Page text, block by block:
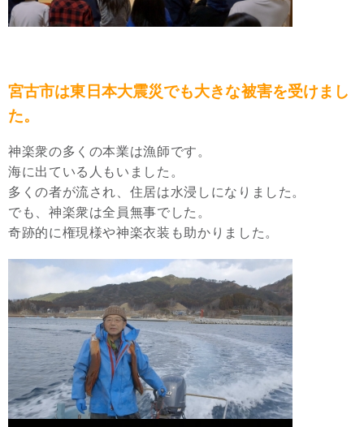
宮古市は東日本大震災でも大きな被害を受けまし
た。
神楽衆の多くの本業は漁師です。
海に出ている人もいました。
多くの者が流され、住居は水浸しになりました。
でも、神楽衆は全員無事でした。
奇跡的に権現様や神楽衣装も助かりました。